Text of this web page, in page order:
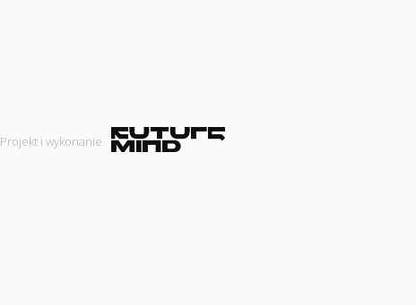
Projekt i wykonanie